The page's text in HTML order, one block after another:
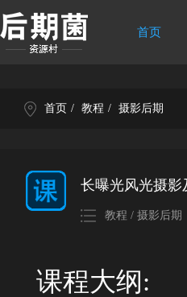
首页
首页 / 教程 / 摄影后期
长曝光风光摄影
教程 / 摄影后期
课程大纲: